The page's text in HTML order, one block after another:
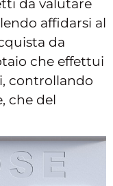
da valutare
affidarsi al
da
che effettui
controllando
che del